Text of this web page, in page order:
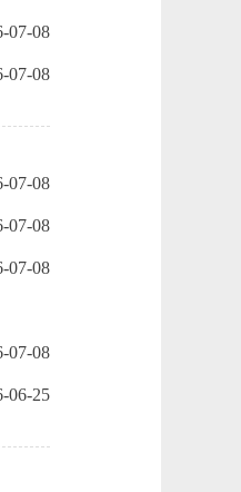
07-08
07-08
07-08
07-08
07-08
07-08
06-25